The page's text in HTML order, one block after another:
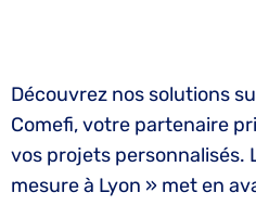
Découvrez nos solutions
Comefi, votre partenaire
vos projets personnalisés.
mesure à Lyon » met en